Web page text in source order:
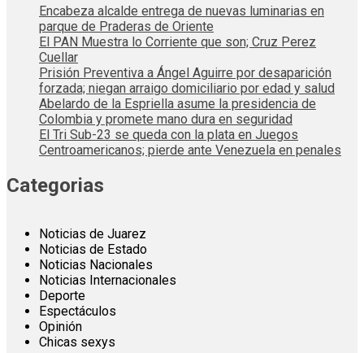
Encabeza alcalde entrega de nuevas luminarias en
parque de Praderas de Oriente
El PAN Muestra lo Corriente que son; Cruz Perez
Cuellar
Prisión Preventiva a Ángel Aguirre por desaparición
forzada; niegan arraigo domiciliario por edad y salud
Abelardo de la Espriella asume la presidencia de
Colombia y promete mano dura en seguridad
El Tri Sub-23 se queda con la plata en Juegos
Centroamericanos; pierde ante Venezuela en penales
Categorias
Noticias de Juarez
Noticias de Estado
Noticias Nacionales
Noticias Internacionales
Deporte
Espectáculos
Opinión
Chicas sexys